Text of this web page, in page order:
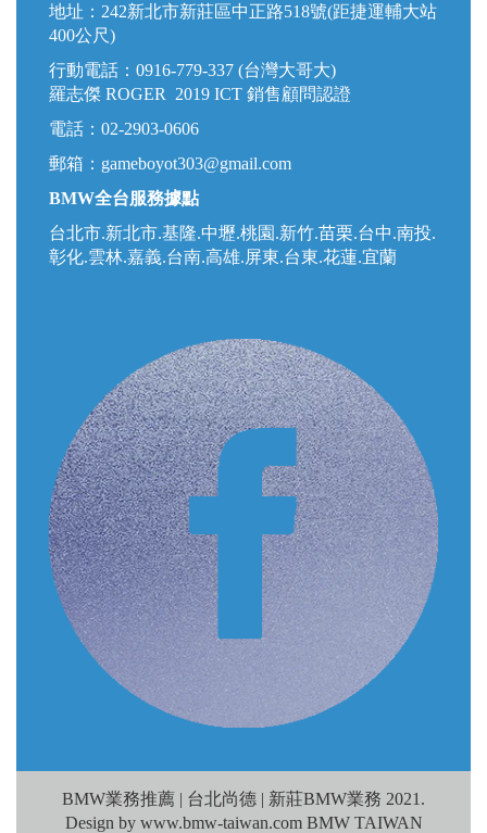
地址：242新北市新莊區中正路518號(距捷運輔大站
400公尺)
行動電話：0916-779-337 (台灣大哥大)
羅志傑 ROGER 2019 ICT 銷售顧問認證
電話：02-2903-0606
郵箱： gameboyot303@gmail.com
BMW全台服務據點
台北市.新北市.基隆.中壢.桃園.新竹.苗栗.台中.南投.
彰化.雲林.嘉義.台南.高雄.屏東.台東.花蓮.宜蘭
BMW業務推薦 | 台北尚德 | 新莊BMW業務 2021.
Design by www.bmw-taiwan.com BMW TAIWAN